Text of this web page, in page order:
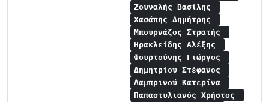
Ζουναλής Βασίλης
Χασάπης Δημήτρης
Μπουρνάζος Στρατής
Ηρακλείδης Αλέξης
Φουρτούνης Γιώργος
Δημητρίου Στέφανος
Λαμπρινού Κατερίνα
Παπαστυλιανός Χρήστος